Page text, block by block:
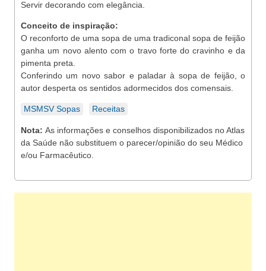
Servir decorando com elegância.
Conceito de inspiração:
O reconforto de uma sopa de uma tradiconal sopa de feijão
ganha um novo alento com o travo forte do cravinho e da
pimenta preta.
Conferindo um novo sabor e paladar à sopa de feijão, o
autor desperta os sentidos adormecidos dos comensais.
MSMSV Sopas Receitas
Nota: As informações e conselhos disponibilizados no Atlas
da Saúde não substituem o parecer/opinião do seu Médico
e/ou Farmacêutico.